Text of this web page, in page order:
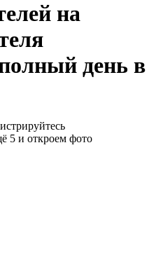
на
день в
5 и откроем фото